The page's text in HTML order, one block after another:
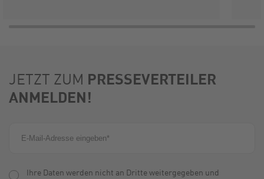
JETZT ZUM PRESSEVERTEILER
ANMELDEN!
Ihre Daten werden nicht an Dritte weitergegeben und